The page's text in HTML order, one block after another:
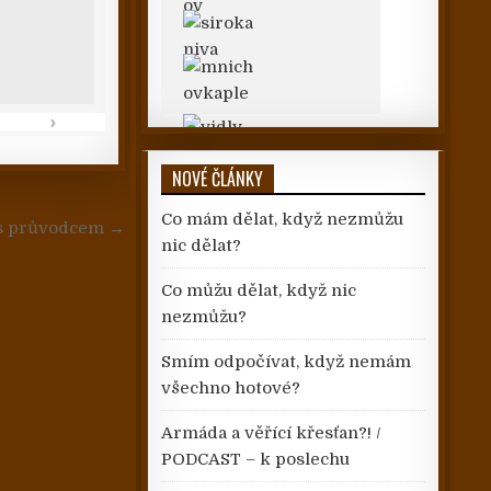
› »
průvodcem →
NOVÉ ČLÁNKY
Co mám dělat, když nezmůžu
nic dělat?
Co můžu dělat, když nic
nezmůžu?
Smím odpočívat, když nemám
všechno hotové?
Armáda a věřící křesťan?! /
PODCAST – k poslechu